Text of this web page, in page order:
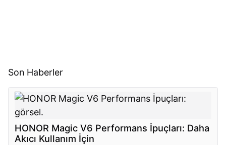
Son Haberler
HONOR Magic V6 Performans İpuçları: Daha
Akıcı Kullanım İçin